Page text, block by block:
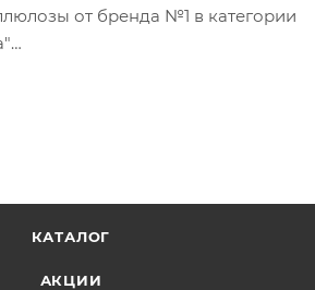
от бренда №1 в категории
работы в принтерах и
и обладает всеми
КАТАЛОГ
АКЦИИ